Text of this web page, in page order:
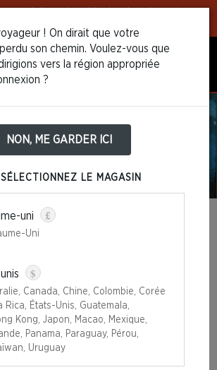
GATHERING 30TH
RUPTURE DE STOCK
EN SAVOIR PLUS
! On dirait que votre
son chemin. Voulez-vous que
vers la région appropriée
?
NON, ME GARDER ICI
LE MAGASIN
uni £
Uni
$
Canada, Chine, Colombie, Corée
Rica, États-Unis, Guatemala,
Kong, Japon, Macao, Mexique,
Panama, Paraguay, Pérou,
Uruguay